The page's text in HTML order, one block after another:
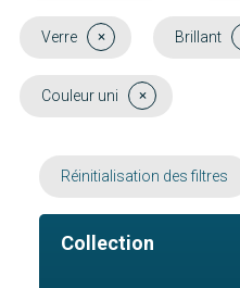
Verre Brillant
Couleur uni
Réinitialisation des filtres
Collection